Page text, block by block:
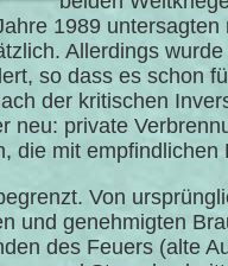
1989
Allerdings
so dass es schon
der kritischen
neu: private
die mit
Von
und genehmigten
des Feuers (alte